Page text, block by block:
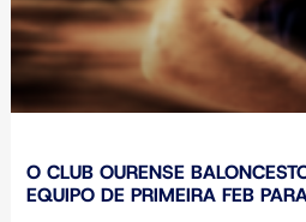
O CLUB OURENSE
EQUIPO DE PRIMEIRA FEB